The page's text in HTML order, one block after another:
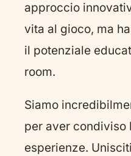
approccio
vita al gioco, ma
il potenziale
room.
Siamo
per aver condiviso
esperienze.